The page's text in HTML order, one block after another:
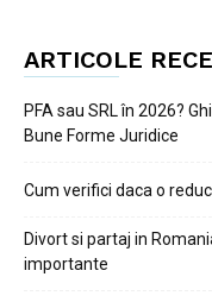
ARTICOLE
PFA sau SRL în 2026?
Bune Forme Juridice
Cum verifici daca o
Divort si partaj in
importante